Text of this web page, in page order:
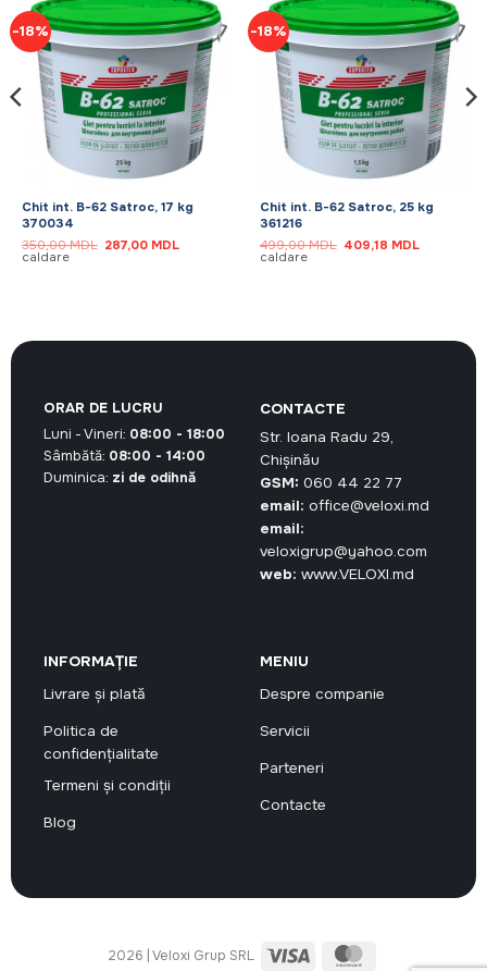
-18%
Chit int. B-62 Satroc, 17 kg
370034
350,00MDL Prețul
inițial
287,00 MDLPrețul
caldare
-18%
Chit int. B-62 Satroc, 25 kg
361216
499,00MDL Prețul
inițial
409,18 MDLPrețul
caldare
CONTACTE
Str. Ioana Radu 29,
Chișinău
GSM: 060 44 22 77
email: office@veloxi.md
email:
veloxigrup@yahoo.com
web: www.VELOXI.md
INFORMAȚIE
Livrare și plată
Politica de
confidențialitate
Termeni și condiții
Blog
MENIU
Despre companie
Servicii
Parteneri
Contacte
ORAR DE LUCRU
Luni - Vineri: 08:00 - 18:00
Sâmbătă: 08:00 - 14:00
Duminica: zi de odihnă
2026 | Veloxi Grup SRL Visa